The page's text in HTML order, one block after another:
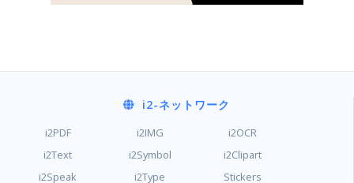
i2-ネットワーク
i2PDF i2IMG
i2OCR
i2Text
i2Symbol
i2Clipart
i2Speak
i2Type Stickers